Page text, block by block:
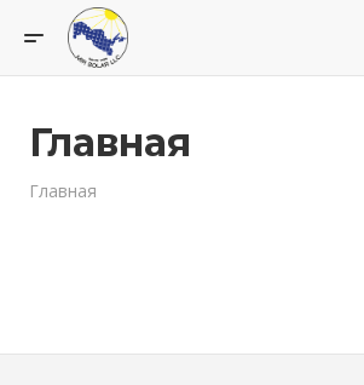
Главная
Главная